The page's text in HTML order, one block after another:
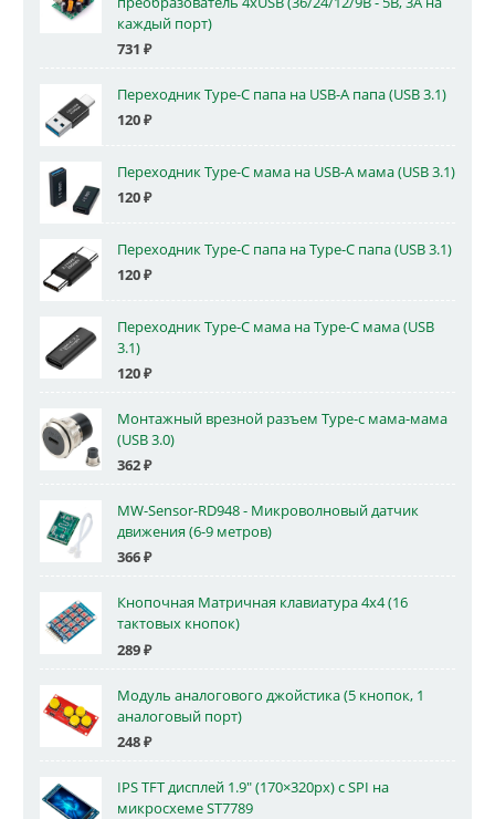
каждый порт)
731 ₽
Переходник Type-C папа на USB-A папа (USB 3.1)
120₽
Переходник Type-C мама на USB-A мама (USB 3.1)
120₽
Переходник Type-C папа на Type-C папа (USB 3.1)
120₽
Переходник Type-C мама на Type-C мама (USB
3.1)
120₽
Монтажный врезной разъем Type-c мама-мама
(USB 3.0)
362₽
MW-Sensor-RD948 - Микроволновый датчик
движения (6-9 метров)
366₽
Кнопочная Матричная клавиатура 4x4 (16
тактовых кнопок)
289₽
Модуль аналогового джойстика (5 кнопок, 1
аналоговый порт)
248₽
IPS TFT дисплей 1.9" (170×320px) с SPI на
микросхеме ST7789